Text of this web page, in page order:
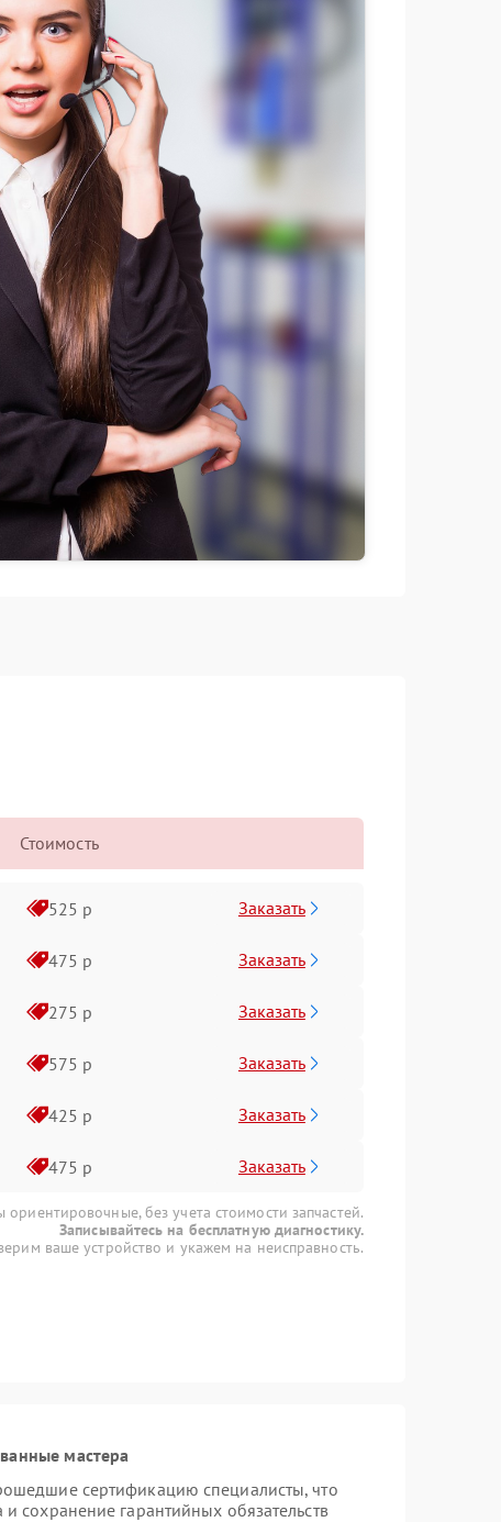
Стоимость
525 р Заказать
475 р Заказать
275 р Заказать
575 р Заказать
425 р Заказать
475 р Заказать
без учета стоимости запчастей.
Записывайтесь на бесплатную диагностику.
ваше устройство и укажем на неисправность.
мастера
сертификацию специалисты, что
сохранение гарантийных обязательств